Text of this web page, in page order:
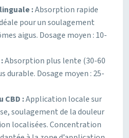
:Absorption rapide
pour un soulagement
aigus. Dosage moyen : 10-
Absorption plus lente (30-60
durable. Dosage moyen : 25-
CBD :Application locale sur
soulagement de la douleur
localisées. Concentration